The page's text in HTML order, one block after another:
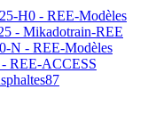
H0 - REE-Modèles
- Mikadotrain-REE
N - REE-Modèles
- REE-ACCESS